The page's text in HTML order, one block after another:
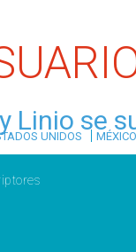
Linio se
UNIDOS | MÉXICO